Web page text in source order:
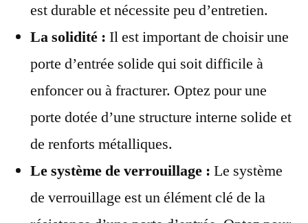
est durable et nécessite peu d’entretien.
La solidité : Il est important de choisir une
porte d’entrée solide qui soit difficile à
enfoncer ou à fracturer. Optez pour une
porte dotée d’une structure interne solide et
de renforts métalliques.
Le système de verrouillage : Le système
de verrouillage est un élément clé de la